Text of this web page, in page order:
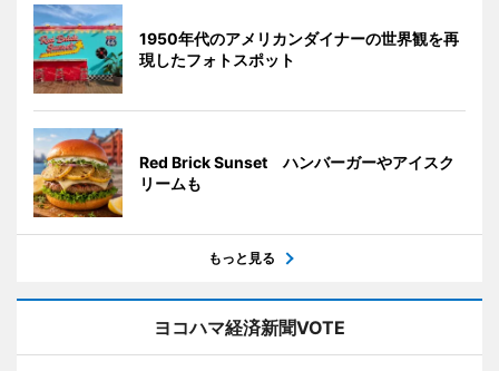
1950年代のアメリカンダイナーの世界観を再
現したフォトスポット
Red Brick Sunset ハンバーガーやアイスク
リームも
もっと見る
ヨコハマ経済新聞VOTE